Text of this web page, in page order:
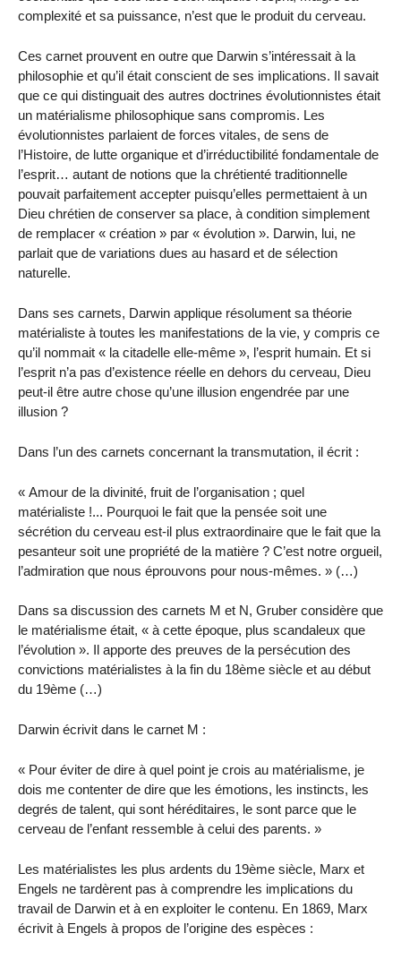
complexité et sa puissance, n’est que le produit du cerveau.
Ces carnet prouvent en outre que Darwin s’intéressait à la
philosophie et qu’il était conscient de ses implications. Il savait
que ce qui distinguait des autres doctrines évolutionnistes était
un matérialisme philosophique sans compromis. Les
évolutionnistes parlaient de forces vitales, de sens de
l’Histoire, de lutte organique et d’irréductibilité fondamentale de
l’esprit… autant de notions que la chrétienté traditionnelle
pouvait parfaitement accepter puisqu’elles permettaient à un
Dieu chrétien de conserver sa place, à condition simplement
de remplacer « création » par « évolution ». Darwin, lui, ne
parlait que de variations dues au hasard et de sélection
naturelle.
Dans ses carnets, Darwin applique résolument sa théorie
matérialiste à toutes les manifestations de la vie, y compris ce
qu’il nommait « la citadelle elle-même », l’esprit humain. Et si
l’esprit n’a pas d’existence réelle en dehors du cerveau, Dieu
peut-il être autre chose qu’une illusion engendrée par une
illusion ?
Dans l’un des carnets concernant la transmutation, il écrit :
« Amour de la divinité, fruit de l’organisation ; quel
matérialiste !... Pourquoi le fait que la pensée soit une
sécrétion du cerveau est-il plus extraordinaire que le fait que la
pesanteur soit une propriété de la matière ? C’est notre orgueil,
l’admiration que nous éprouvons pour nous-mêmes. » (…)
Dans sa discussion des carnets M et N, Gruber considère que
le matérialisme était, « à cette époque, plus scandaleux que
l’évolution ». Il apporte des preuves de la persécution des
convictions matérialistes à la fin du 18ème siècle et au début
du 19ème (…)
Darwin écrivit dans le carnet M :
« Pour éviter de dire à quel point je crois au matérialisme, je
dois me contenter de dire que les émotions, les instincts, les
degrés de talent, qui sont héréditaires, le sont parce que le
cerveau de l’enfant ressemble à celui des parents. »
Les matérialistes les plus ardents du 19ème siècle, Marx et
Engels ne tardèrent pas à comprendre les implications du
travail de Darwin et à en exploiter le contenu. En 1869, Marx
écrivit à Engels à propos de l’origine des espèces :